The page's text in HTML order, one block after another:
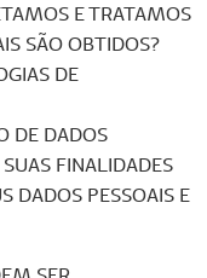
E TRATAMOS
SÃO OBTIDOS?
DE
DE DADOS
FINALIDADES
DADOS PESSOAIS E